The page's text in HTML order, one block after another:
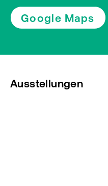
Google Maps
Ausstellungen